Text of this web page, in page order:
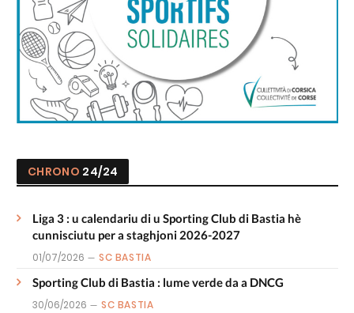
CHRONO 24/24
Liga 3 : u calendariu di u Sporting Club di Bastia hè
cunnisciutu per a staghjoni 2026-2027
01/07/2026 SC BASTIA
Sporting Club di Bastia : lume verde da a DNCG
30/06/2026 SC BASTIA